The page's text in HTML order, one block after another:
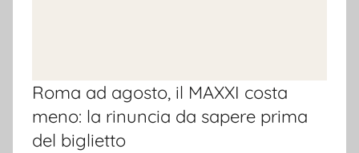
Roma ad agosto, il MAXXI costa
meno: la rinuncia da sapere prima
del biglietto